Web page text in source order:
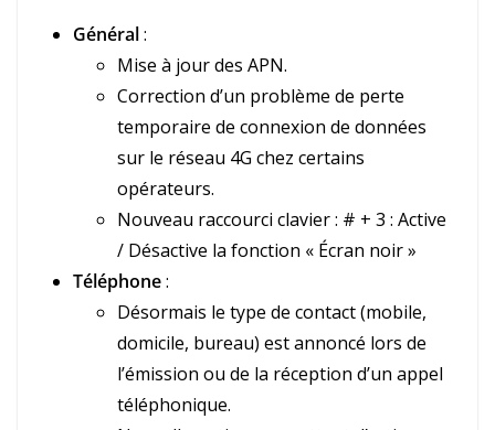
Général:
Mise à jour des APN.
Correction d’un problème de perte
temporaire de connexion de données
sur le réseau 4G chez certains
opérateurs.
Nouveau raccourci clavier : # + 3 : Active
/ Désactive la fonction « Écran noir »
Téléphone:
Désormais le type de contact (mobile,
domicile, bureau) est annoncé lors de
l’émission ou de la réception d’un appel
téléphonique.